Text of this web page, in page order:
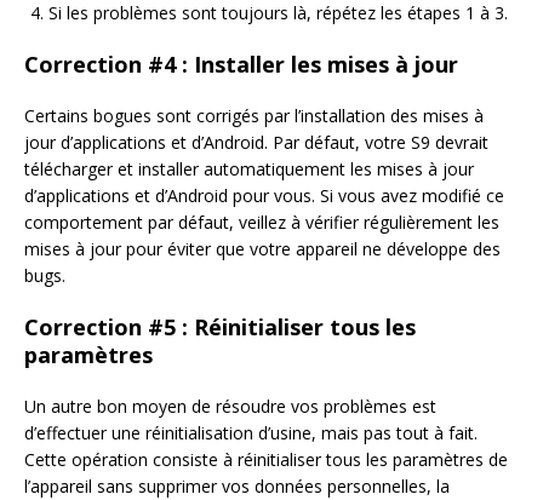
Si les problèmes sont toujours là, répétez les étapes 1 à 3.
Correction #4 : Installer les mises à jour
Certains bogues sont corrigés par l’installation des mises à
jour d’applications et d’Android. Par défaut, votre S9 devrait
télécharger et installer automatiquement les mises à jour
d’applications et d’Android pour vous. Si vous avez modifié ce
comportement par défaut, veillez à vérifier régulièrement les
mises à jour pour éviter que votre appareil ne développe des
bugs.
Correction #5 : Réinitialiser tous les
paramètres
Un autre bon moyen de résoudre vos problèmes est
d’effectuer une réinitialisation d’usine, mais pas tout à fait.
Cette opération consiste à réinitialiser tous les paramètres de
l’appareil sans supprimer vos données personnelles, la